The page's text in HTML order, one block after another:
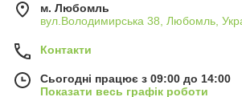
м. Любомль
вул.Володимирська 38, Любомль,
Контакти
Сьогодні працює з 09:00 до 14:00
Показати весь графік роботи